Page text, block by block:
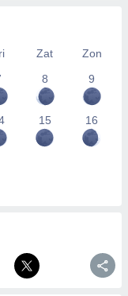
Zat
Zon
8 9
15 16